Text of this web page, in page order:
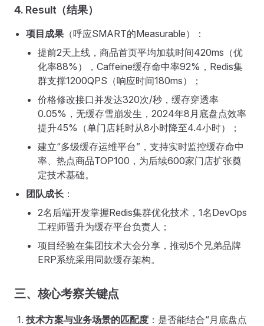
4. Result（结果）
项目成果 （呼应SMART的Measurable）：
提前2天上线，商品首页平均加载时间420ms（优
化率88%），Caffeine缓存命中率92%，Redis集
群支撑1200QPS（响应时间180ms）；
价格修改接口并发达320次/秒，缓存穿透率
0.05%，无缓存雪崩发生，2024年8月底盘点效率
提升45%（单门店耗时从8小时降至4.4小时）；
建立“多级缓存运维平台”，支持实时监控缓存命中
率、热点商品TOP100，为后续600家门店扩张奠
定技术基础。
团队成长 ：
2名后端开发掌握Redis集群优化技术，1名DevOps
工程师晋升为缓存平台负责人；
项目经验在集团技术大会分享，推动5个兄弟品牌
ERP系统采用同款缓存架构。
三、核心考察关键点
技术方案与业务场景的匹配度 ：是否能结合“月底盘点